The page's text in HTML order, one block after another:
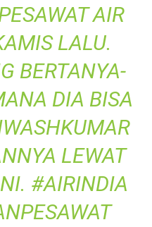
AIR
LALU.
BERTANYA-
DIA BISA
LEWAT
#AIRINDIA